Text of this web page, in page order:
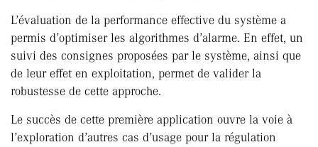
L’évaluation de la performance effective du système a
permis d’optimiser les algorithmes d’alarme. En effet, un
suivi des consignes proposées par le système, ainsi que
de leur effet en exploitation, permet de valider la
robustesse de cette approche.
Le succès de cette première application ouvre la voie à
l’exploration d’autres cas d’usage pour la régulation